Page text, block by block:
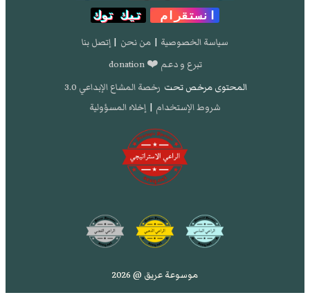
انستقرام
تيك توك
سياسة الخصوصية | من نحن | إتصل بنا
تبرع و دعم ❤️ donation
المحتوى مرخص تحت رخصة المشاع الإبداعي 3.0
شروط الإستخدام | إخلاء المسؤولية
موسوعة عريق @ 2026